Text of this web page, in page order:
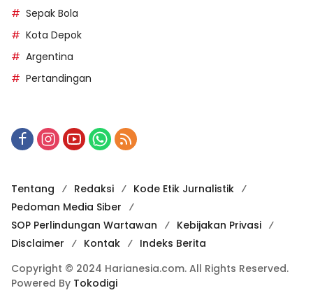
Sepak Bola
Kota Depok
Argentina
Pertandingan
Tentang Redaksi
Kode Etik Jurnalistik
Pedoman Media Siber
SOP Perlindungan Wartawan
Kebijakan Privasi
Disclaimer
Kontak
Indeks Berita
Copyright © 2024 Harianesia.com. All Rights Reserved.
Powered By Tokodigi